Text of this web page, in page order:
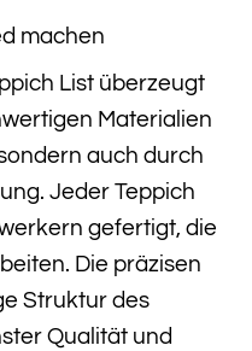
machen
List überzeugt
Materialien
auch durch
Jeder Teppich
gefertigt, die
Die präzisen
Struktur des
Qualität und